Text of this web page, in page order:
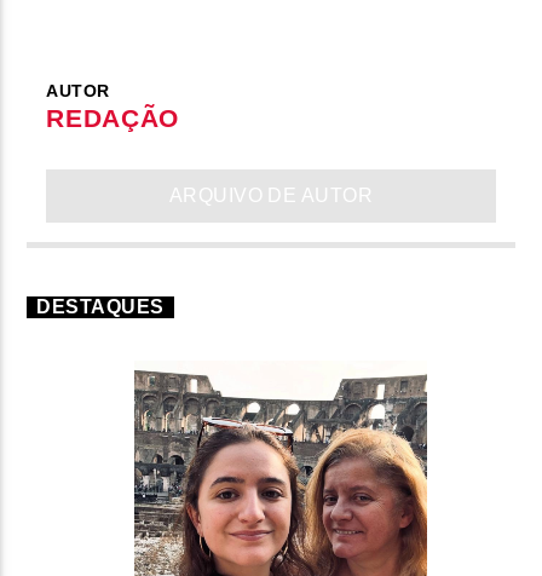
AUTOR
REDAÇÃO
ARQUIVO DE AUTOR
DESTAQUES